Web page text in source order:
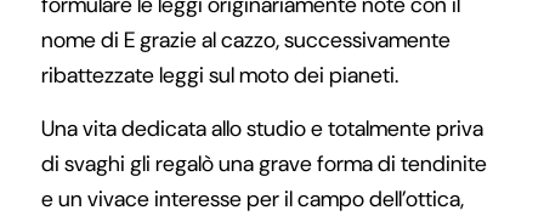
nome di E grazie al cazzo, successivamente
ribattezzate leggi sul moto dei pianeti.
Una vita dedicata allo studio e totalmente priva
di svaghi gli regalò una grave forma di tendinite
e un vivace interesse per il campo dell’ottica,